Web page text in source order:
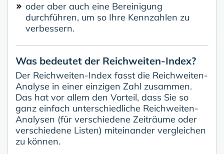
oder aber auch eine Bereinigung
durchführen, um so Ihre Kennzahlen zu
verbessern.
Was bedeutet der Reichweiten-Index?
Der Reichweiten-Index fasst die Reichweiten-
Analyse in einer einzigen Zahl zusammen.
Das hat vor allem den Vorteil, dass Sie so
ganz einfach unterschiedliche Reichweiten-
Analysen (für verschiedene Zeiträume oder
verschiedene Listen) miteinander vergleichen
zu können.